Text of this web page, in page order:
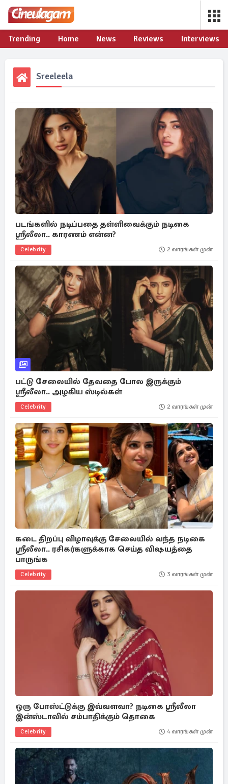
Trending Home News Reviews Interviews
Sreeleela
படங்களில் நடிப்பதை தள்ளிவைக்கும் நடிகை
ஸ்ரீலீலா.. காரணம் என்ன?
Celebrity 2 வாரங்கள் முன்
பட்டு சேலையில் தேவதை போல இருக்கும்
ஸ்ரீலீலா.. அழகிய ஸ்டில்கள்
Celebrity 2 வாரங்கள் முன்
கடை திறப்பு விழாவுக்கு சேலையில் வந்த நடிகை
ஸ்ரீலீலா.. ரசிகர்களுக்காக செய்த விஷயத்தை
பாருங்க
Celebrity 3 வாரங்கள் முன்
ஒரு போஸ்ட்டுக்கு இவ்வளவா? நடிகை ஸ்ரீலீலா
இன்ஸ்டாவில் சம்பாதிக்கும் தொகை
Celebrity 4 வாரங்கள் முன்